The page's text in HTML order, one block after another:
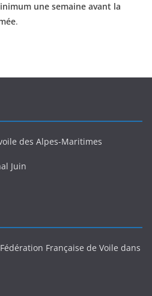
une semaine avant la
.
des Alpes-Maritimes
Juin
Française de Voile dans